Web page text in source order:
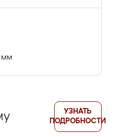
мм
УЗНАТЬ
ПОДРОБНОСТИ